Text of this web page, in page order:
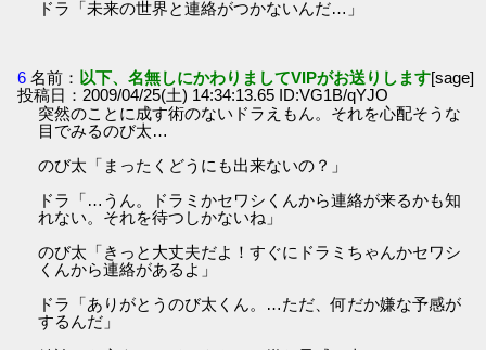
ドラ「未来の世界と連絡がつかないんだ…」
6 名前： 以下、名無しにかわりましてVIPがお送りします[sage]
投稿日：2009/04/25(土) 14:34:13.65 ID:VG1B/qYJO
突然のことに成す術のないドラえもん。それを心配そうな
目でみるのび太…
のび太「まったくどうにも出来ないの？」
ドラ「…うん。ドラミかセワシくんから連絡が来るかも知
れない。それを待つしかないね」
のび太「きっと大丈夫だよ！すぐにドラミちゃんかセワシ
くんから連絡があるよ」
ドラ「ありがとうのび太くん。…ただ、何だか嫌な予感が
するんだ」